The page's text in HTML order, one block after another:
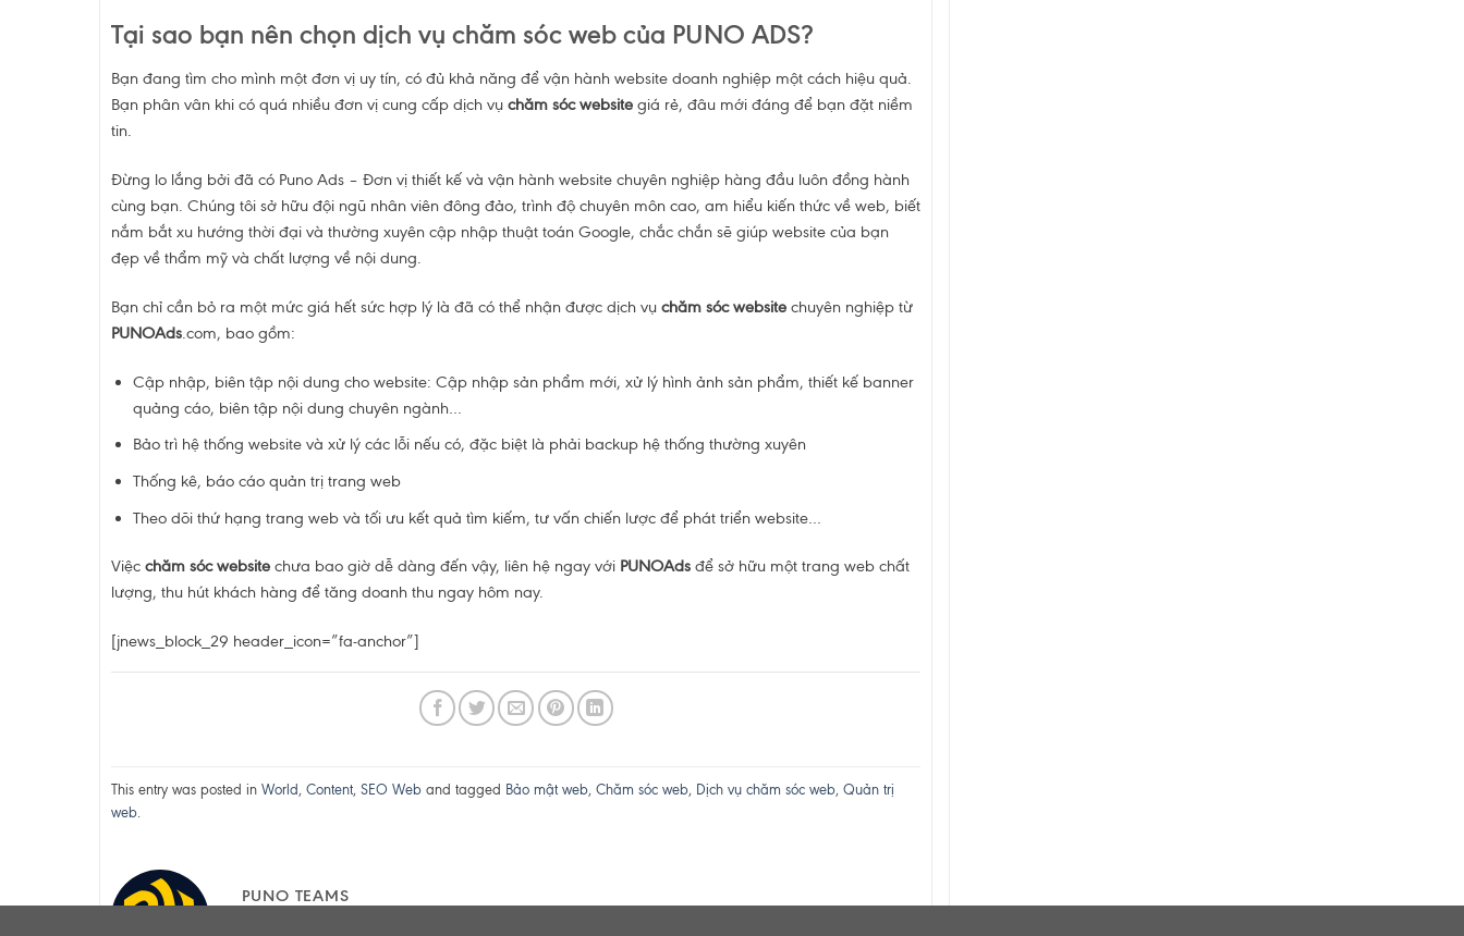
Tại sao bạn nên chọn dịch vụ chăm sóc web của PUNO ADS?
Bạn đang tìm cho mình một đơn vị uy tín, có đủ khả năng để vận hành website doanh nghiệp một cách hiệu quả.
Bạn phân vân khi có quá nhiều đơn vị cung cấp dịch vụchăm sóc websitegiá rẻ, đâu mới đáng để bạn đặt niềm
tin.
Đừng lo lắng bởi đã có Puno Ads – Đơn vị thiết kế và vận hành website chuyên nghiệp hàng đầu luôn đồng hành
cùng bạn. Chúng tôi sở hữu đội ngũ nhân viên đông đảo, trình độ chuyên môn cao, am hiểu kiến thức về web, biết
nắm bắt xu hướng thời đại và thường xuyên cập nhập thuật toán Google, chắc chắn sẽ giúp website của bạn
đẹp về thẩm mỹ và chất lượng về nội dung.
Bạn chỉ cần bỏ ra một mức giá hết sức hợp lý là đã có thể nhận được dịch vụ chăm sóc website chuyên nghiệp từ
PUNOAds.com, bao gồm:
Cập nhập, biên tập nội dung cho website: Cập nhập sản phẩm mới, xử lý hình ảnh sản phẩm, thiết kế banner
quảng cáo, biên tập nội dung chuyên ngành…
Bảo trì hệ thống website và xử lý các lỗi nếu có, đặc biệt là phải backup hệ thống thường xuyên
Thống kê, báo cáo quản trị trang web
Theo dõi thứ hạng trang web và tối ưu kết quả tìm kiếm, tư vấn chiến lược để phát triển website…
Việc chăm sóc websitechưa bao giờ dễ dàng đến vậy, liên hệ ngay với PUNOAdsđể sở hữu một trang web chất
lượng, thu hút khách hàng để tăng doanh thu ngay hôm nay.
[jnews_block_29 header_icon=”fa-anchor”]
This entry was posted in World , Content, SEO Weband tagged Bảo mật web, Chăm sóc web, Dịch vụ chăm sóc web, Quản trị
web.
PUNO TEAMS